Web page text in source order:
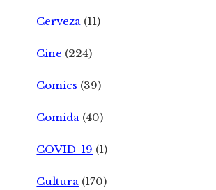
Cerveza (11)
Cine (224)
Comics (39)
Comida (40)
COVID-19 (1)
Cultura (170)